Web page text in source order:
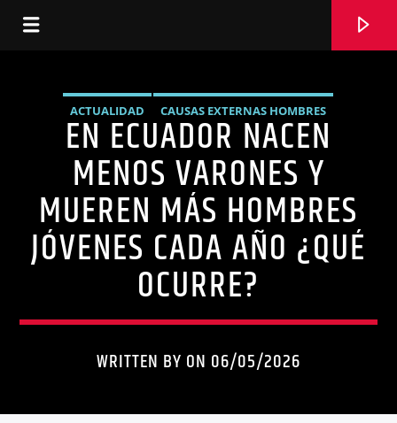
RADIO HOLA
TITLE
ACTUALIDAD
CAUSAS EXTERNAS HOMBRES
DEMOGRAFÍA ECUADOR
HOMICIDIOS ECUADOR 2025
NOTICIAS
SEGURIDAD
SINIESTROS TRÁNSITO ECUADOR
SOBREMORTALIDAD MASCULINA ECUADOR
TASA NATALIDAD MASCULINA ECUADOR
EN ECUADOR NACEN
MENOS VARONES Y
MUEREN MÁS HOMBRES
JÓVENES CADA AÑO ¿QUÉ
OCURRE?
WRITTEN BY ON 06/05/2026